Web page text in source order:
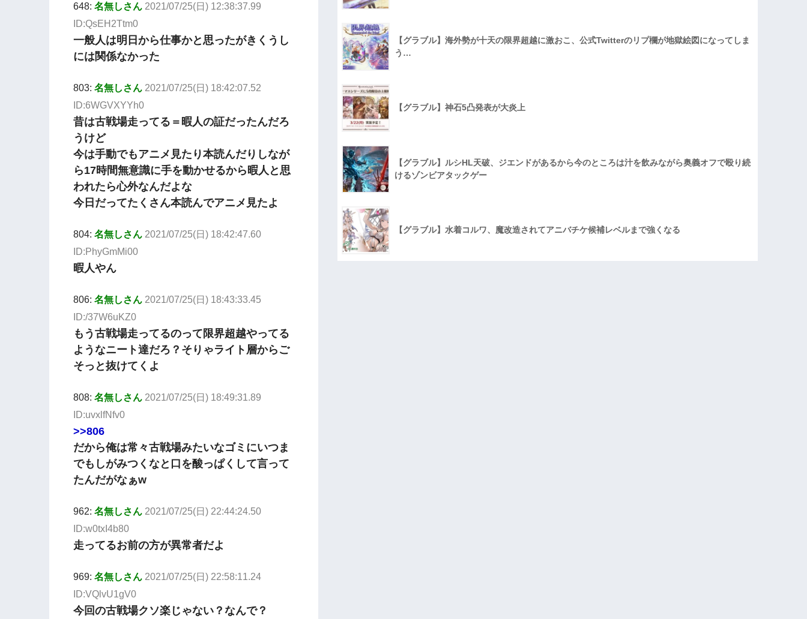
648: 名無しさん 2021/07/25(日) 12:38:37.99
ID:QsEH2Ttm0
一般人は明日から仕事かと思ったがきくうし
には関係なかった
803: 名無しさん 2021/07/25(日) 18:42:07.52
ID:6WGVXYYh0
昔は古戦場走ってる＝暇人の証だったんだろ
うけど
今は手動でもアニメ見たり本読んだりしなが
ら17時間無意識に手を動かせるから暇人と思
われたら心外なんだよな
今日だってたくさん本読んでアニメ見たよ
804: 名無しさん 2021/07/25(日) 18:42:47.60
ID:PhyGmMi00
暇人やん
806: 名無しさん 2021/07/25(日) 18:43:33.45
ID:/37W6uKZ0
もう古戦場走ってるのって限界超越やってる
ようなニート達だろ？そりゃライト層からご
そっと抜けてくよ
808: 名無しさん 2021/07/25(日) 18:49:31.89
ID:uvxlfNfv0
>>806
だから俺は常々古戦場みたいなゴミにいつま
でもしがみつくなと口を酸っぱくして言って
たんだがなぁw
962: 名無しさん 2021/07/25(日) 22:44:24.50
ID:w0txI4b80
走ってるお前の方が異常者だよ
969: 名無しさん 2021/07/25(日) 22:58:11.24
ID:VQlvU1gV0
今回の古戦場クソ楽じゃない？なんで？
【グラブル】海外勢が十天の限界超越に激おこ、公式Twitterのリプ欄が地獄絵図になってしま
う…
【グラブル】神石5凸発表が大炎上
【グラブル】ルシHL天破、ジエンドがあるから今のところは汁を飲みながら奥義オフで殴り続
けるゾンビアタックゲー
【グラブル】水着コルワ、魔改造されてアニバチケ候補レベルまで強くなる